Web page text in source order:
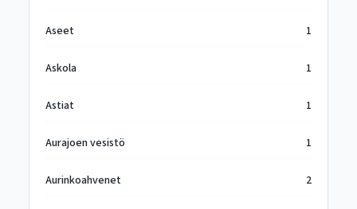
Aseet 1
Askola 1
Astiat 1
Aurajoen vesistö 1
Aurinkoahvenet 2